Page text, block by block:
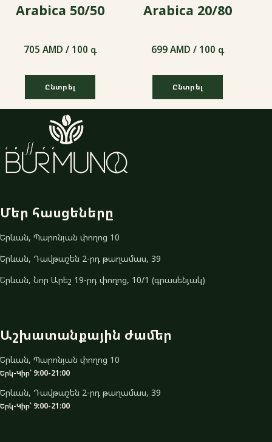
Arabica 50/50
705 AMD / 100 գ
Ընտրել
705 AMD / 100 գ
Arabica 20/80
699 AMD / 100 գ
Ընտրել
699 AMD / 100 գ
Մեր հասցեները
Երևան, Պարոնյան փողոց 10
Երևան, Դավթաշեն 2-րդ թաղամաս, 39
Երևան, Նոր Արեշ 19-րդ փողոց, 10/1 (գրասենյակ)
Աշխատանքային ժամեր
Երևան, Պարոնյան փողոց 10
Երկ-Կիր՝ 9:00-21:00
Երևան, Դավթաշեն 2-րդ թաղամաս, 39
Երկ-Կիր՝ 9:00-21:00